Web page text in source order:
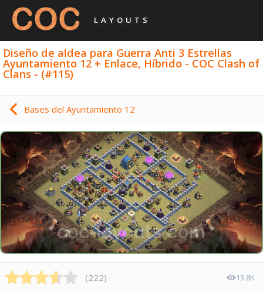
LAYOUTS
Diseño de aldea para Guerra Anti 3 Estrellas
Ayuntamiento 12 + Enlace, Híbrido - COC Clash of
Clans - (#115)
Bases del Ayuntamiento 12
(222) 13.8K